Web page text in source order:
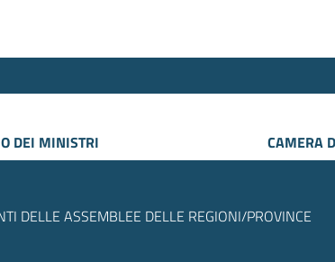
DEI MINISTRI
CAMERA
DELLE ASSEMBLEE DELLE REGIONI/PROVINCE